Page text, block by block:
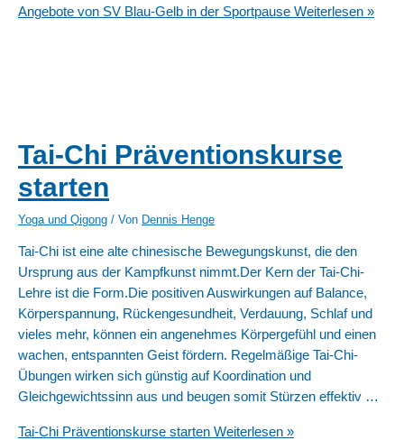
Angebote von SV Blau-Gelb in der Sportpause Weiterlesen »
Tai-Chi Präventionskurse
starten
Yoga und Qigong / Von Dennis Henge
Tai-Chi ist eine alte chinesische Bewegungskunst, die den
Ursprung aus der Kampfkunst nimmt.Der Kern der Tai-Chi-
Lehre ist die Form.Die positiven Auswirkungen auf Balance,
Körperspannung, Rückengesundheit, Verdauung, Schlaf und
vieles mehr, können ein angenehmes Körpergefühl und einen
wachen, entspannten Geist fördern. Regelmäßige Tai-Chi-
Übungen wirken sich günstig auf Koordination und
Gleichgewichtssinn aus und beugen somit Stürzen effektiv …
Tai-Chi Präventionskurse starten Weiterlesen »